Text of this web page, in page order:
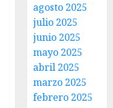
agosto 2025
julio 2025
junio 2025
mayo 2025
abril 2025
marzo 2025
febrero 2025